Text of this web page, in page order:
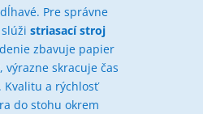
Pre správne
striasací stroj
zbavuje papier
skracuje čas
Kvalitu a rýchlosť
do stohu okrem